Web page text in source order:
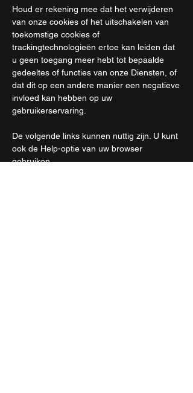
Houd er rekening mee dat het verwijderen
van onze cookies of het uitschakelen van
toekomstige cookies of
trackingtechnologieën ertoe kan leiden dat
u geen toegang meer hebt tot bepaalde
gedeeltes of functies van onze Diensten, of
dat dit op een andere manier een negatieve
invloed kan hebben op uw
gebruikerservaring.
De volgende links kunnen nuttig zijn. U kunt
ook de Help-optie van uw browser
gebruiken.